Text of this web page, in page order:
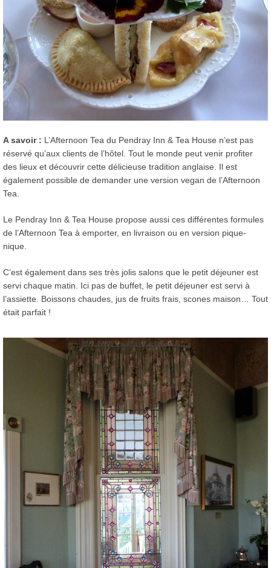
A savoir : L’Afternoon Tea du Pendray Inn & Tea House n’est pas
réservé qu’aux clients de l’hôtel. Tout le monde peut venir profiter
des lieux et découvrir cette délicieuse tradition anglaise. Il est
également possible de demander une version vegan de l’Afternoon
Tea.
Le Pendray Inn & Tea House propose aussi ces différentes formules
de l’Afternoon Tea à emporter, en livraison ou en version pique-
nique.
C’est également dans ses très jolis salons que le petit déjeuner est
servi chaque matin. Ici pas de buffet, le petit déjeuner est servi à
l’assiette. Boissons chaudes, jus de fruits frais, scones maison… Tout
était parfait !